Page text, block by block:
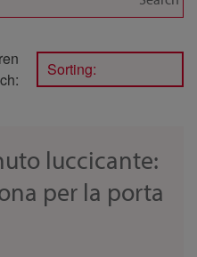
Sorting:
luccicante:
per la porta